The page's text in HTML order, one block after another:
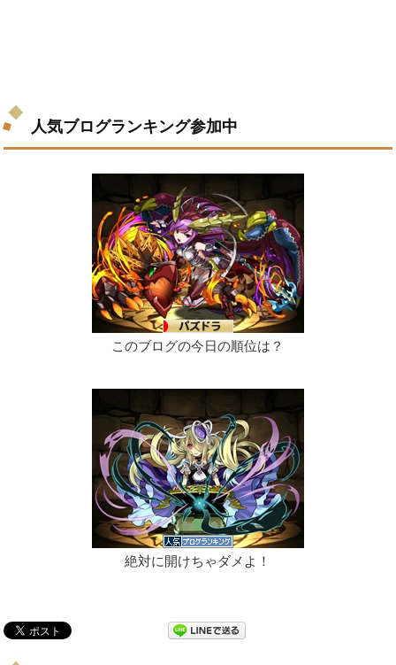
人気ブログランキング参加中
このブログの今日の順位は？
絶対に開けちゃダメよ！